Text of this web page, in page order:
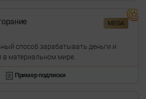
MEGA
способ зарабатывать деньги и
в материальном мире.
Пример подписки